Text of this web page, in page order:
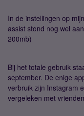
In de instellingen op
assist stond nog wel
200mb)
Bij het totale gebruik
september. De enige
verbruik zijn Instagram
vergeleken met